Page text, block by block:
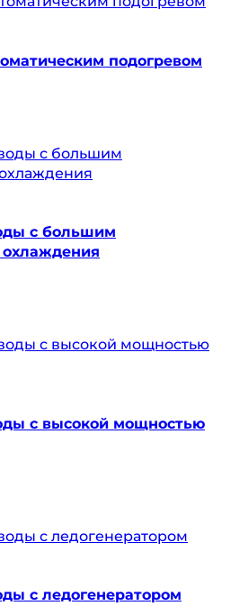
подогревом
с большим
с высокой мощностью
с ледогенератором